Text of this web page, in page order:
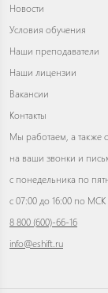
Новости
Условия обучения
Наши преподаватели
Наши лицензии
Вакансии
Контакты
Мы работаем, а также
на ваши звонки и
с понедельника по
с 07:00 до 16:00 по МСК
8 800 (600)-66-16
info@eshift.ru